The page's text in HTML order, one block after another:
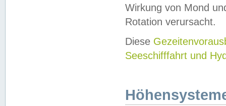
Wirkung von Mond
Rotation verursacht.
Diese
Seeschifffahrt und